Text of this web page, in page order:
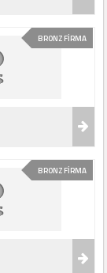
BRONZ FİRMA
BRONZ FİRMA